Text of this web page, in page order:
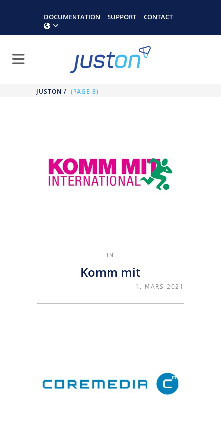
DOCUMENTATION SUPPORT CONTACT
JUSTON / (PAGE 8)
IN
Komm mit
1. MARS 2021